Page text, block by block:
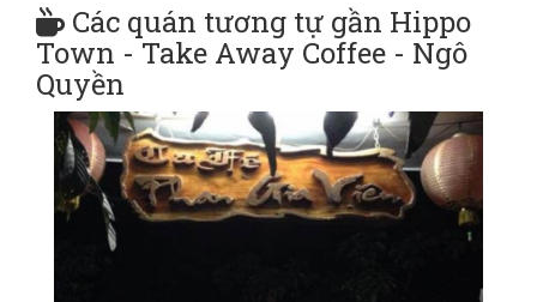
Các quán tương tự gần Hippo
Town - Take Away Coffee - Ngô
Quyền